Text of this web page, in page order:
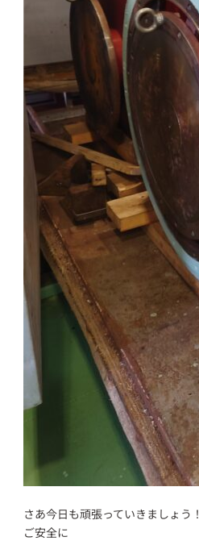
さあ今日も頑張っていきましょう！
ご安全に